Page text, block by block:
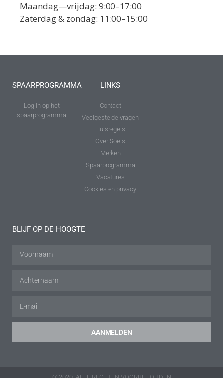
Maandag—vrijdag: 9:00–17:00
Zaterdag & zondag: 11:00–15:00
SPAARPROGRAMMA
Log in op het
spaarprogramma
LINKS
Contact
Veelgestelde vragen
Huisregels
Over Soels
Merken
Spaarprogramma
Vacatures
Cookies en privacy
BLIJF OP DE HOOGTE
AANMELDEN